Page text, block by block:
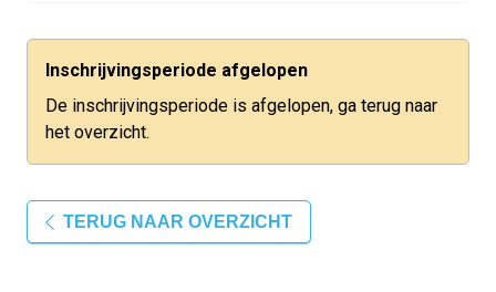
Inschrijvingsperiode afgelopen
De inschrijvingsperiode is afgelopen, ga terug naar
het overzicht.
TERUG NAAR OVERZICHT